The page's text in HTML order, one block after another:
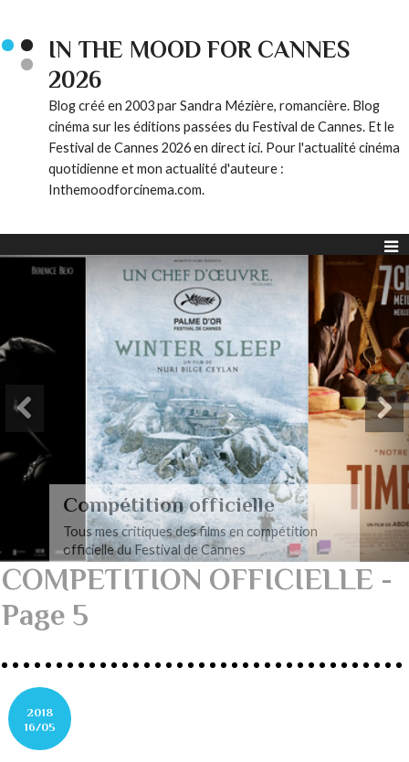
IN THE MOOD FOR CANNES
2026
Blog créé en 2003 par Sandra Mézière, romancière. Blog
cinéma sur les éditions passées du Festival de Cannes. Et le
Festival de Cannes 2026 en direct ici. Pour l'actualité cinéma
quotidienne et mon actualité d'auteure :
Inthemoodforcinema.com.
Cannes Classics
Tous mes articles consacrés à la sélection
Cannes Classics
COMPETITION OFFICIELLE -
Page 5
2018
16/05